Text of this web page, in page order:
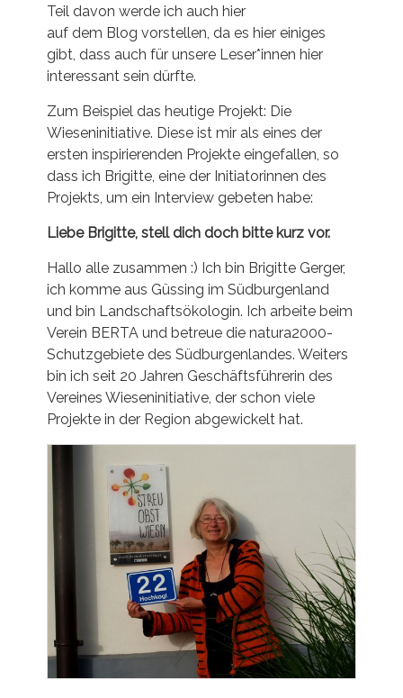
Teil davon werde ich auch hier
auf dem Blog vorstellen, da es hier einiges
gibt, dass auch für unsere Leser*innen hier
interessant sein dürfte.
Zum Beispiel das heutige Projekt: Die
Wieseninitiative. Diese ist mir als eines der
ersten inspirierenden Projekte eingefallen, so
dass ich Brigitte, eine der Initiatorinnen des
Projekts, um ein Interview gebeten habe:
Liebe Brigitte, stell dich doch bitte kurz vor.
Hallo alle zusammen :) Ich bin Brigitte Gerger,
ich komme aus Güssing im Südburgenland
und bin Landschaftsökologin. Ich arbeite beim
Verein BERTA und betreue die natura2000-
Schutzgebiete des Südburgenlandes. Weiters
bin ich seit 20 Jahren Geschäftsführerin des
Vereines Wieseninitiative, der schon viele
Projekte in der Region abgewickelt hat.